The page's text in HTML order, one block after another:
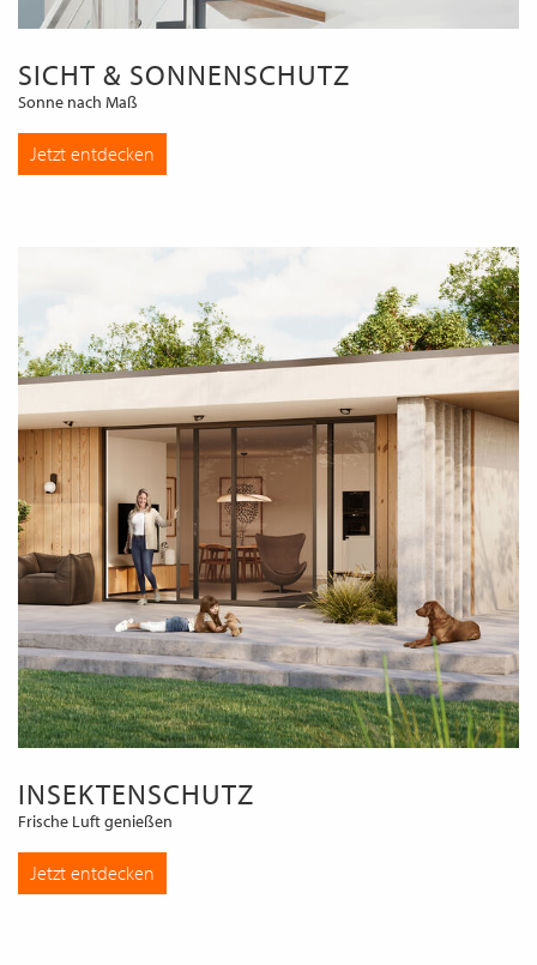
SICHT & SONNENSCHUTZ
Sonne nach Maß
Jetzt entdecken
INSEKTENSCHUTZ
Frische Luft genießen
Jetzt entdecken